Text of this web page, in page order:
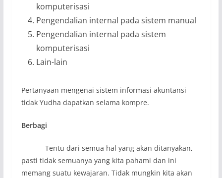
komputerisasi
Pengendalian internal pada sistem manual
Pengendalian internal pada sistem
komputerisasi
Lain-lain
Pertanyaan mengenai sistem informasi akuntansi
tidak Yudha dapatkan selama kompre.
Berbagi
Tentu dari semua hal yang akan ditanyakan,
pasti tidak semuanya yang kita pahami dan ini
memang suatu kewajaran. Tidak mungkin kita akan